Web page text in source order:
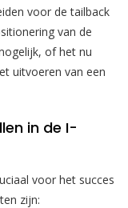
voor de tailback
van de
of het nu
uitvoeren van een
in de I-
voor het succes
zijn: